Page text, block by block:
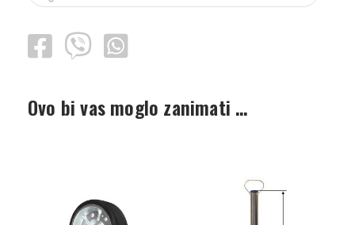
Ovo bi vas moglo zanimati …